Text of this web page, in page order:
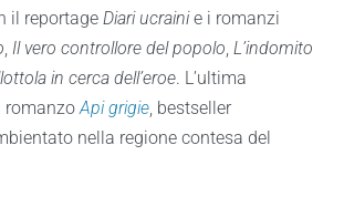
il reportage Diari ucrainie i romanzi
, Il vero controllore del popolo, L’indomito
in cerca dell’eroe. L’ultima
romanzoApi grigie, bestseller
nella regione contesa del